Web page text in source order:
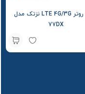
مودم روتر LTE 4G/3G نزتک مدل
77DX